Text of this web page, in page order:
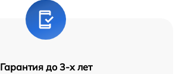
Гарантия до 3-х лет